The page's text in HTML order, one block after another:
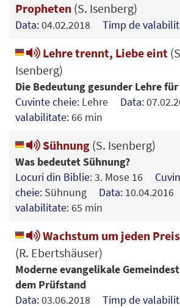
Propheten (S. Isenberg)
Data:04.02.2018 Timp de
Lehre trennt, Liebe eint
Isenberg)
Die Bedeutung gesunder Lehre
Cuvinte cheie: Lehre Data:
valabilitate:66 min
Sühnung (S. Isenberg)
Was bedeutet Sühnung?
Locuri din Biblie:3. Mose 16
cheie: Sühnung Data: 10.04.2016
valabilitate: 65 min
Wachstum um jeden
(R. Ebertshäuser)
Moderne evangelikale
dem Prüfstand
Data:03.06.2018 Timp de